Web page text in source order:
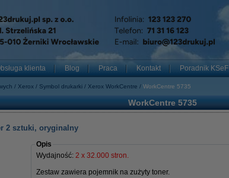
klienta Blog Praca Kontakt Poradnik KSeF
Xerox Symbol drukarki Xerox WorkCentre WorkCentre 5735
WorkCentre 5735
2 sztuki, oryginalny
Opis
Wydajność: 2 x 32.000 stron.
Zestaw zawiera pojemnik na zużyty toner.